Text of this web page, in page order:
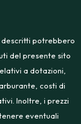
descritti potrebbero
del presente sito
a dotazioni,
costi di
Inoltre, i prezzi
eventuali